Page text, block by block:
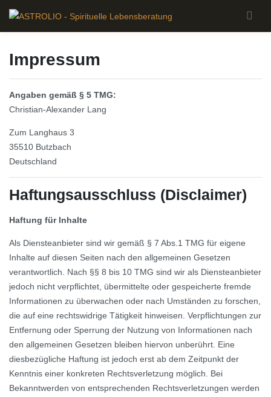
Impressum
Angaben gemäß § 5 TMG:
Christian-Alexander Lang
Zum Langhaus 3
35510 Butzbach
Deutschland
Haftungsausschluss (Disclaimer)
Haftung für Inhalte
Als Diensteanbieter sind wir gemäß § 7 Abs.1 TMG für eigene
Inhalte auf diesen Seiten nach den allgemeinen Gesetzen
verantwortlich. Nach §§ 8 bis 10 TMG sind wir als Diensteanbieter
jedoch nicht verpflichtet, übermittelte oder gespeicherte fremde
Informationen zu überwachen oder nach Umständen zu forschen,
die auf eine rechtswidrige Tätigkeit hinweisen. Verpflichtungen zur
Entfernung oder Sperrung der Nutzung von Informationen nach
den allgemeinen Gesetzen bleiben hiervon unberührt. Eine
diesbezügliche Haftung ist jedoch erst ab dem Zeitpunkt der
Kenntnis einer konkreten Rechtsverletzung möglich. Bei
Bekanntwerden von entsprechenden Rechtsverletzungen werden